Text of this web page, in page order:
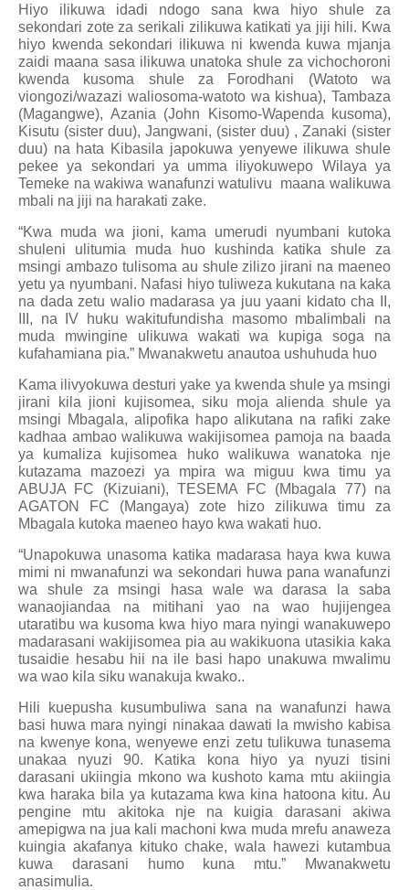
Hiyo ilikuwa idadi ndogo sana kwa hiyo shule za
sekondari zote za serikali zilikuwa katikati ya jiji hili. Kwa
hiyo kwenda sekondari ilikuwa ni kwenda kuwa mjanja
zaidi maana sasa ilikuwa unatoka shule za vichochoroni
kwenda kusoma shule za Forodhani (Watoto wa
viongozi/wazazi waliosoma-watoto wa kishua), Tambaza
(Magangwe), Azania (John Kisomo-Wapenda kusoma),
Kisutu (sister duu), Jangwani, (sister duu) , Zanaki (sister
duu) na hata Kibasila japokuwa yenyewe ilikuwa shule
pekee ya sekondari ya umma iliyokuwepo Wilaya ya
Temeke na wakiwa wanafunzi watulivu
maana walikuwa
mbali na jiji na harakati zake.
“Kwa muda wa jioni, kama umerudi nyumbani kutoka
shuleni ulitumia muda huo kushinda katika shule za
msingi ambazo tulisoma au shule zilizo jirani na maeneo
yetu ya nyumbani. Nafasi hiyo tuliweza kukutana na kaka
na dada zetu walio madarasa ya juu yaani kidato cha II,
III, na IV huku wakitufundisha masomo mbalimbali na
muda mwingine ulikuwa wakati wa kupiga soga na
kufahamiana pia.” Mwanakwetu anautoa ushuhuda huo
Kama ilivyokuwa desturi yake ya kwenda shule ya msingi
jirani kila jioni kujisomea, siku moja alienda shule ya
msingi Mbagala, alipofika hapo alikutana na rafiki zake
kadhaa ambao walikuwa wakijisomea pamoja na baada
ya kumaliza kujisomea huko walikuwa wanatoka nje
kutazama mazoezi ya mpira wa miguu kwa timu ya
ABUJA FC (Kizuiani), TESEMA FC (Mbagala 77) na
AGATON FC (Mangaya) zote hizo zilikuwa timu za
Mbagala kutoka maeneo hayo kwa wakati huo.
“Unapokuwa unasoma katika madarasa haya kwa kuwa
mimi ni mwanafunzi wa sekondari huwa pana wanafunzi
wa shule za msingi hasa wale wa darasa la saba
wanaojiandaa na mitihani yao na wao hujijengea
utaratibu wa kusoma kwa hiyo mara nyingi wanakuwepo
madarasani wakijisomea pia au wakikuona utasikia kaka
tusaidie hesabu hii na ile basi hapo unakuwa mwalimu
wa wao kila siku wanakuja kwako..
Hili kuepusha kusumbuliwa sana na wanafunzi hawa
basi huwa mara nyingi ninakaa dawati la mwisho kabisa
na kwenye kona, wenyewe enzi zetu tulikuwa tunasema
unakaa nyuzi 90. Katika kona hiyo ya nyuzi tisini
darasani ukiingia mkono wa kushoto kama mtu akiingia
kwa haraka bila ya kutazama kwa kina hatoona kitu. Au
pengine mtu akitoka nje na kuigia darasani akiwa
amepigwa na jua kali machoni kwa muda mrefu anaweza
kuingia akafanya kituko chake, wala hawezi kutambua
kuwa darasani humo kuna mtu.” Mwanakwetu
anasimulia.